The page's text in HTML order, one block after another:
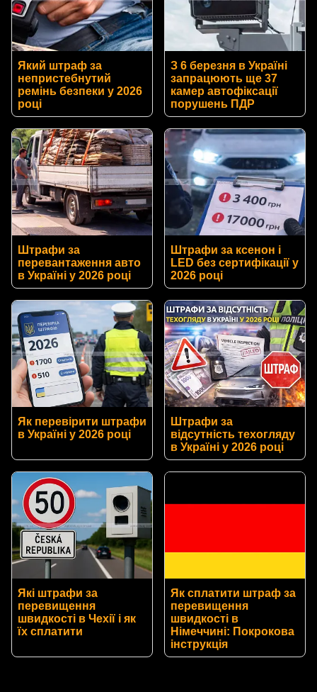
Який штраф за
непристебнутий
ремінь безпеки у 2026
році
З 6 березня в Україні
запрацюють ще 37
камер автофіксації
порушень ПДР
Штрафи за
перевантаження авто
в Україні у 2026 році
Штрафи за ксенон і
LED без сертифікації у
2026 році
Як перевірити штрафи
в Україні у 2026 році
Штрафи за
відсутність техогляду
в Україні у 2026 році
Які штрафи за
перевищення
швидкості в Чехії і як
їх сплатити
Як сплатити штраф за
перевищення
швидкості в
Німеччині: Покрокова
інструкція